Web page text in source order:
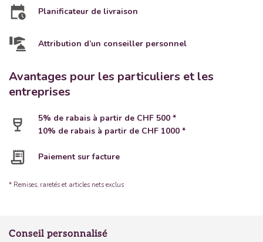
Planificateur de livraison
Attribution d’un conseiller personnel
Avantages pour les particuliers et les
entreprises
5% de rabais à partir de CHF 500 *
10% de rabais à partir de CHF 1000 *
Paiement sur facture
* Remises, raretés et articles nets exclus
Conseil personnalisé